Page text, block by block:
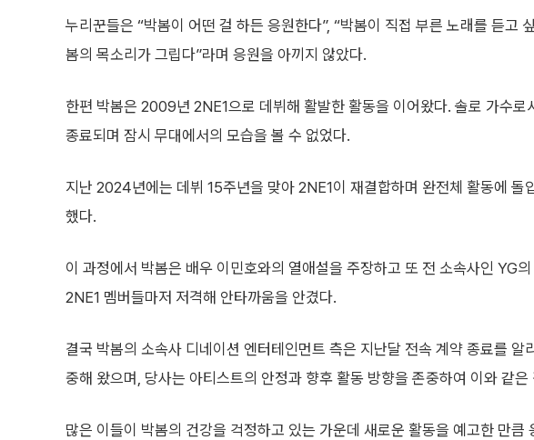
누리꾼들은 “박봄이 어떤 걸 하든 응원한다”, “박봄이 직접 부른 노래를 듣고
봄의 목소리가 그립다”라며 응원을 아끼지 않았다.
한편 박봄은 2009년 2NE1으로 데뷔해 활발한 활동을 이어왔다. 솔로 가수로
종료되며 잠시 무대에서의 모습을 볼 수 없었다.
지난 2024년에는 데뷔 15주년을 맞아 2NE1이 재결합하며 완전체 활동에 돌
했다.
이 과정에서 박봄은 배우 이민호와의 열애설을 주장하고 또 전 소속사인 YG
2NE1 멤버들마저 저격해 안타까움을 안겼다.
결국 박봄의 소속사 디네이션 엔터테인먼트 측은 지난달 전속 계약 종료를 알
중해 왔으며, 당사는 아티스트의 안정과 향후 활동 방향을 존중하여 이와 같
많은 이들이 박봄의 건강을 걱정하고 있는 가운데 새로운 활동을 예고한 만큼